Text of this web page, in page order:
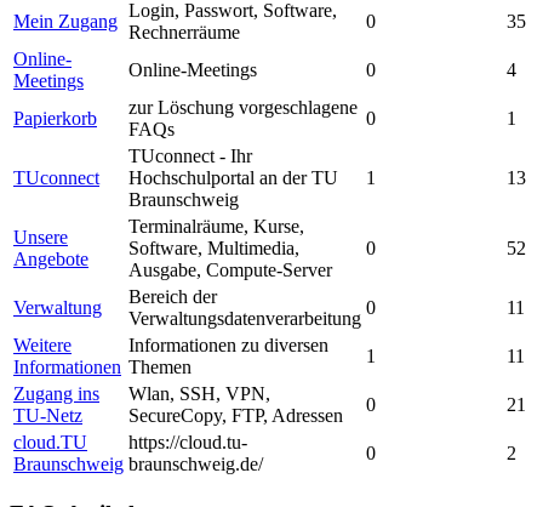
Mein Zugang
Login, Passwort, Software,
Rechnerräume
0
35
Online-
Meetings
Online-Meetings 0 4
Papierkorb
zur Löschung vorgeschlagene
FAQs
0 1
TUconnect
TUconnect - Ihr
Hochschulportal an der TU
Braunschweig
1 13
Unsere
Angebote
Terminalräume, Kurse,
Software, Multimedia,
Ausgabe, Compute-Server
0 52
Verwaltung
Bereich der
Verwaltungsdatenverarbeitung
0
11
Weitere
Informationen
Informationen zu diversen
Themen
1
11
Zugang ins
TU-Netz
Wlan, SSH, VPN,
SecureCopy, FTP, Adressen
0
21
cloud.TU
Braunschweig
https://cloud.tu-
braunschweig.de/
0 2